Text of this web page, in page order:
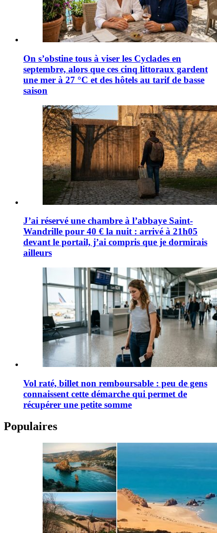
On s’obstine tous à viser les Cyclades en
septembre, alors que ces cinq littoraux gardent
une mer à 27 °C et des hôtels au tarif de basse
saison
J’ai réservé une chambre à l’abbaye Saint-
Wandrille pour 40 € la nuit : arrivé à 21h05
devant le portail, j’ai compris que je dormirais
ailleurs
Vol raté, billet non remboursable : peu de gens
connaissent cette démarche qui permet de
récupérer une petite somme
Populaires